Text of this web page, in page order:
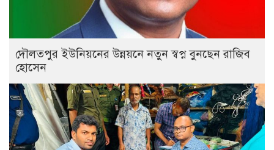
দৌলতপুর ইউনিয়নের উন্নয়নে নতুন স্বপ্ন বুনছেন রাজিব
হোসেন